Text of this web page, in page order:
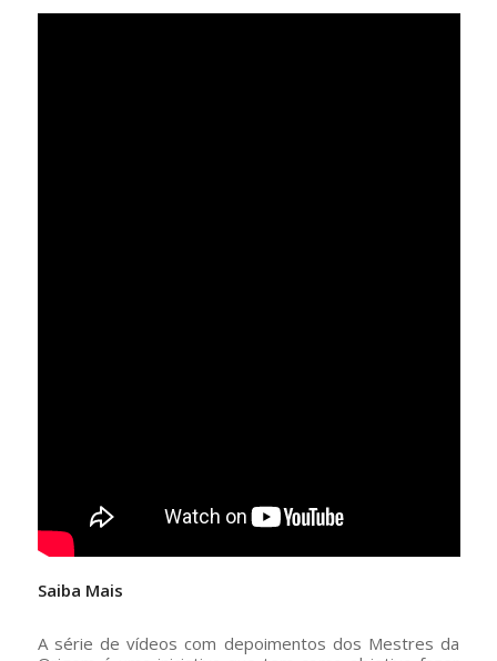
Saiba Mais
A série de vídeos com depoimentos dos Mestres da